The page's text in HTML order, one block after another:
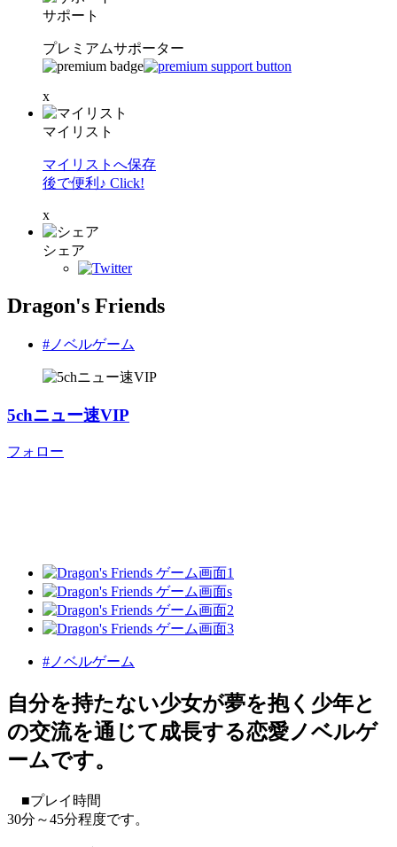
サポート
プレミアムサポーター
x
マイリスト
マイリストへ保存
後で便利♪ Click!
x
シェア
Dragon's Friends
#ノベルゲーム
5chニュー速VIP
フォロー
#ノベルゲーム
自分を持たない少女が夢を抱く少年と
の交流を通じて成長する恋愛ノベルゲ
ームです。
■プレイ時間
30分～45分程度です。